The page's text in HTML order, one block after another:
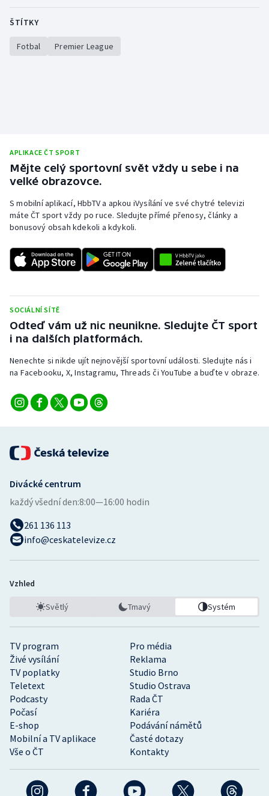
ŠTÍTKY
Fotbal Premier League
APLIKACE ČT SPORT
Mějte celý sportovní svět vždy u sebe i na
velké obrazovce.
S mobilní aplikací, HbbTV a apkou iVysílání ve své chytré televizi
máte ČT sport vždy po ruce. Sledujte přímé přenosy, články a
bonusový obsah kdekoli a kdykoli.
SOCIÁLNÍ SÍTĚ
Odteď vám už nic neunikne. Sledujte ČT sport
i na dalších platformách.
Nenechte si nikde ujít nejnovější sportovní události. Sledujte nás i
na Facebooku, X, Instagramu, Threads či YouTube a buďte v obraze.
TV program
Pro média
Živé vysílání
Reklama
TV poplatky
Studio Brno
Teletext
Studio Ostrava
Podcasty
Rada ČT
Počasí
Kariéra
E-shop
Podávání námětů
Mobilní a TV aplikace
Časté dotazy
Vše o ČT
Kontakty
Divácké centrum
každý všední den:8:00—16:00 hodin
261 136 113
info@ceskatelevize.cz
Vzhled
Světlý Tmavý Systém